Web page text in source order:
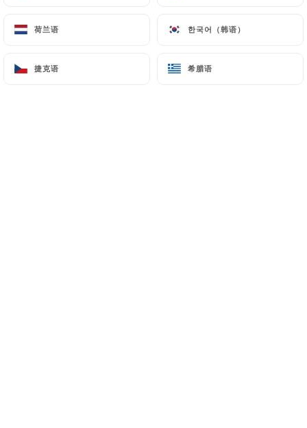
荷兰语 한국어（韩语）
捷克语 希腊语
荷兰语 한국어（韩语）
捷克语 希腊语